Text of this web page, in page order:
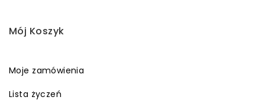
Mój Koszyk
Moje zamówienia
Lista życzeń